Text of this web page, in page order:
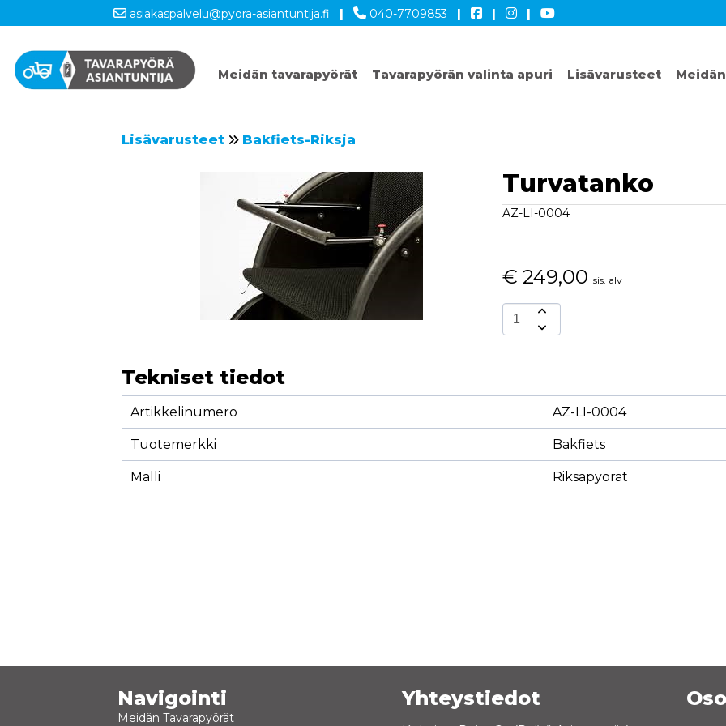
asiakaspalvelu@pyora-asiantuntija.fi | 040-7709853 | | |
Meidän tavarapyörät Tavarapyörän valinta apuri Lisävarusteet
Lisävarusteet Bakfiets-Riksja
Turvatanko
AZ-LI-0004
€ 249,00 sis. alv
Tekniset tiedot
Artikkelinumero AZ-LI-0004
Tuotemerkki Bakfiets
Malli Riksapyörät
Navigointi
Meidän Tavarapyörät
Yhteystiedot